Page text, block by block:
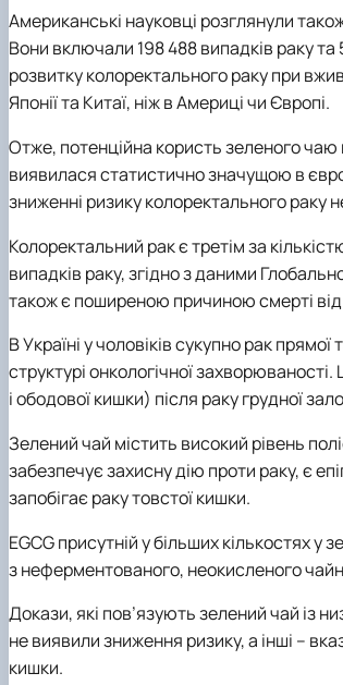
Американські науковці розглянули
Вони включали 198 488 випадків раку
розвитку колоректального раку при
Японії та Китаї, ніж в Америці чи Європі.
Отже, потенційна користь зеленого чаю
виявилася статистично значущою в
зниженні ризику колоректального
Колоректальний рак є третім за
випадків раку, згідно з даними
також є поширеною причиною смерті від
В Україні у чоловіків cукупно рак
структурі онкологічної
і ободової кишки) після раку грудної
Зелений чай містить високий рівень
забезпечує захисну дію проти раку, є
запобігає раку товстої кишки.
EGCG присутній у більших кількостях
з неферментованого, неокисленого
Докази, які пов’язують зелений чай із
не виявили зниження ризику, а інші –
кишки.